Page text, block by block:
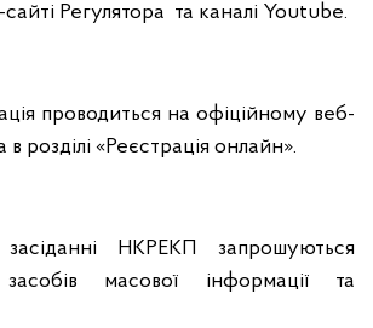
Регулятора та каналі Youtube.
проводиться на офіційному веб-
в розділі «Реєстрація онлайн».
НКРЕКП запрошуються
масової інформації та